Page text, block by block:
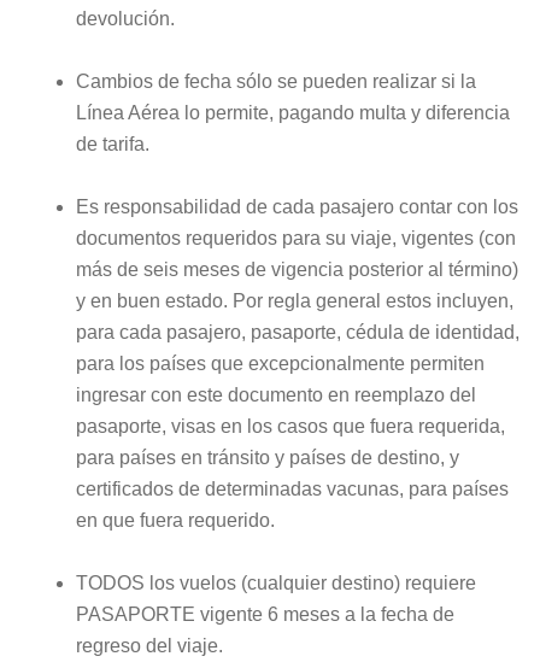
devolución.
Cambios de fecha sólo se pueden realizar si la
Línea Aérea lo permite, pagando multa y diferencia
de tarifa.
Es responsabilidad de cada pasajero contar con los
documentos requeridos para su viaje, vigentes (con
más de seis meses de vigencia posterior al término)
y en buen estado. Por regla general estos incluyen,
para cada pasajero, pasaporte, cédula de identidad,
para los países que excepcionalmente permiten
ingresar con este documento en reemplazo del
pasaporte, visas en los casos que fuera requerida,
para países en tránsito y países de destino, y
certificados de determinadas vacunas, para países
en que fuera requerido.
TODOS los vuelos (cualquier destino) requiere
PASAPORTE vigente 6 meses a la fecha de
regreso del viaje.